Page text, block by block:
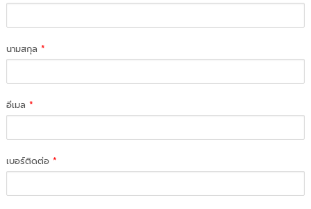
นามสกุล*
อีเมล*
เบอร์ติดต่อ*